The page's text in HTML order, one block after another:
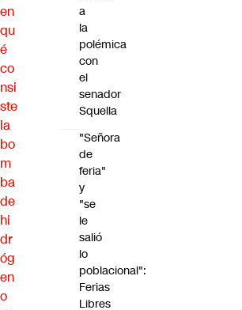
en
qu
é
co
nsi
ste
la
bo
m
ba
de
hi
dr
óg
en
o
a
la
polémica
con
el
senador
Squella
"Señora
de
feria"
y
"se
le
salió
lo
poblacional":
Ferias
Libres